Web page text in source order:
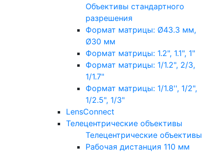
Объективы стандартного
разрешения
Формат матрицы: Ø43.3 мм,
Ø30 мм
Формат матрицы: 1.2", 1.1", 1"
Формат матрицы: 1/1.2", 2/3,
1/1.7"
Формат матрицы: 1/1.8'', 1/2",
1/2.5", 1/3"
LensConnect
Телецентрические объективы
Телецентрические объективы
Рабочая дистанция 110 мм